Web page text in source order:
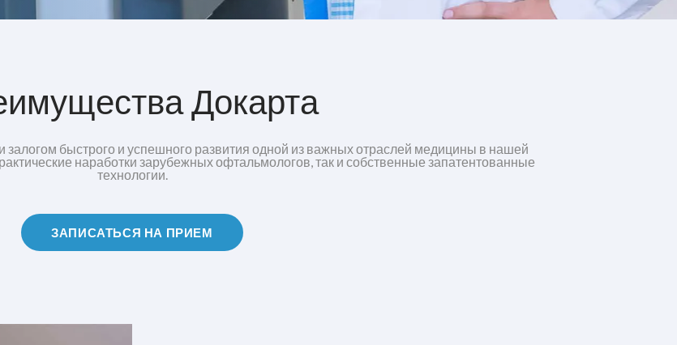
Докарта
залогом быстрого и успешного развития одной из важных отраслей медицины в нашей
наработки зарубежных офтальмологов, так и собственные запатентованные
технологии.
ЗАПИСАТЬСЯ НА ПРИЕМ